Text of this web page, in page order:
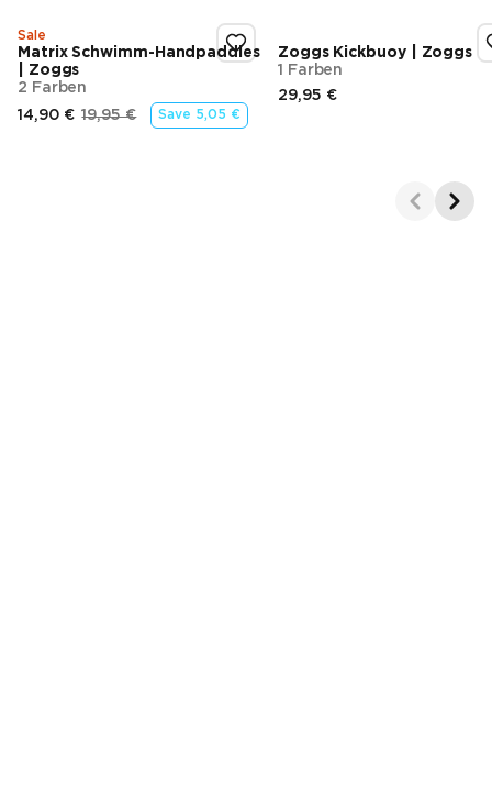
Sale
Matrix Schwimm-Handpaddles
| Zoggs
2 Farben
14,90 €
Endpreis
19,95 €
Ursprünglicher Preis
Save 5,05 €
Zoggs Kickbuoy | Zoggs
1 Farben
29,95 €
Endpreis